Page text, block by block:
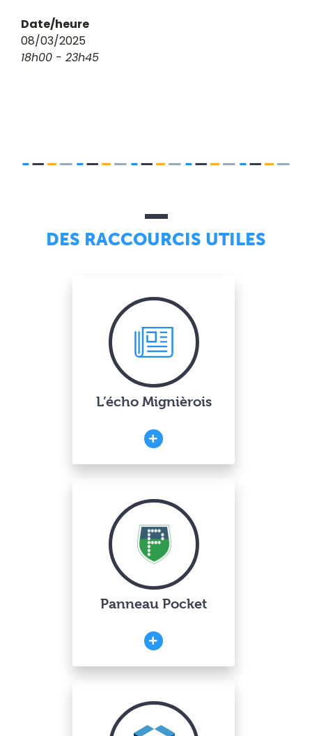
Date/heure
08/03/2025
18h00 - 23h45
DES RACCOURCIS UTILES
L’écho Mignièrois
Panneau Pocket